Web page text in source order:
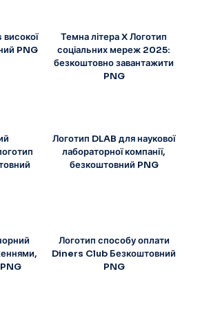
PNG
Темна літера X Логотип
соціальних мереж 2025:
безкоштовно завантажити
PNG
Логотип DLAB для наукової
лабораторної компанії,
безкоштовний PNG
Логотип способу оплати
Diners Club Безкоштовний
PNG